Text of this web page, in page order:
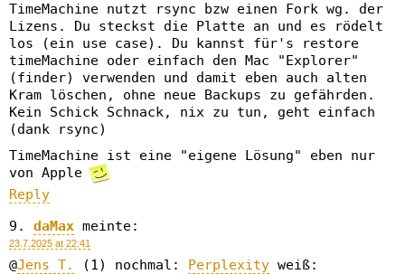
TimeMachine nutzt rsync bzw einen Fork wg. der
Lizens. Du steckst die Platte an und es rödelt
los (ein use case). Du kannst für's restore
timeMachine oder einfach den Mac "Explorer"
(finder) verwenden und damit eben auch alten
Kram löschen, ohne neue Backups zu gefährden.
Kein Schick Schnack, nix zu tun, geht einfach
(dank rsync)
TimeMachine ist eine "eigene Lösung" eben nur
von Apple
Reply
daMax meinte:
23.7.2025 at 22:41
@Jens T. (1) nochmal: Perplexity weiß: